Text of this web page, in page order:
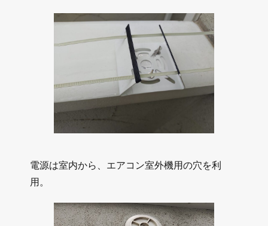
電源は室内から、エアコン室外機用の穴を利
用。